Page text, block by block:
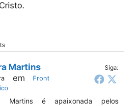
Siga:
Martins
em
Front
Martins é apaixonada pelos